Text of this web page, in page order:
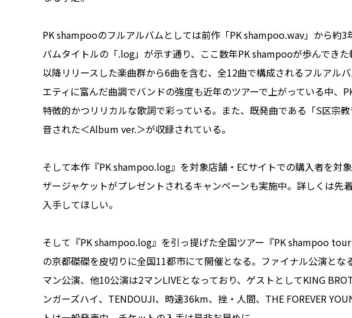
PK shampooのフルアルバムとしては前作「PK shampoo.wav」から約
バムタイトルの「.log」が示す通り、ここ数年PK shampooが歩んでき
以降リリースした楽曲群から6曲を含む、全12曲で構成されるフルアル
エティに富んだ曲調でバンドの強度も近年のツアーで上がっている中、
特徴的かつリリカルな歌詞で彩っている。また、既発曲である「S区宗
音された＜Album ver.＞が収録されている。
そして本作『PK shampoo.log』を対象店舗・ECサイトでの購入者を対
ザージャケットがプレゼントされるキャンペーンも実施中。詳しくは先
入手してほしい。
そして『PK shampoo.log』を引っ提げた全国ツアー『PK shampoo
の京都磔磔を皮切りに全国11都市にて開催となる。ファイナル公演と
マン公演、他10公演は2マンLIVEとなっており、ゲストとしてKING
ンガーズハイ、TENDOUJI、時速36km、挫・人間、THE FOREVER